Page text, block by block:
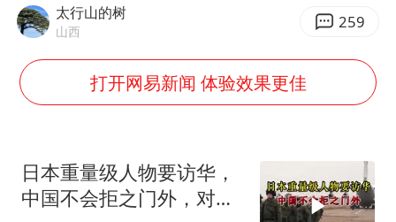
80后女柜员逆袭成4200亿银行副行长
多地要求领导干部带头休假
奋进开新局 实干挑大梁
太行山的树
山西 259
打开网易新闻 体验效果更佳
日本重量级人物要访华，
中国不会拒之门外，对日